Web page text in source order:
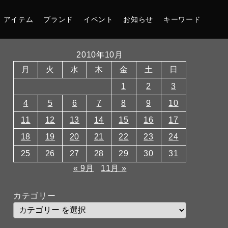
アイテム ブランド イベント お知らせ キーワード
2010年10月
月
火 水 木 金 土
日
1
2
3
4
5 6 7 8 9
10
11
12 13 14 15 16
17
18
19 20 21 22 23
24
25
26 27 28 29 30
31
« 9月
11月 »
カテゴリー